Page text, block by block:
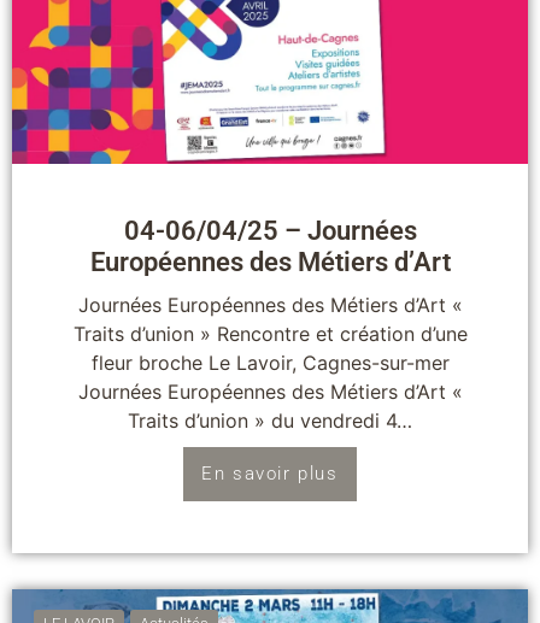
04-06/04/25 – Journées
Européennes des Métiers d’Art
Journées Européennes des Métiers d’Art «
Traits d’union » Rencontre et création d’une
fleur broche Le Lavoir, Cagnes-sur-mer
Journées Européennes des Métiers d’Art «
Traits d’union » du vendredi 4…
En savoir plus